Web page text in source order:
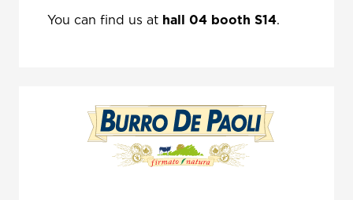
You can find us at hall 04 booth S14